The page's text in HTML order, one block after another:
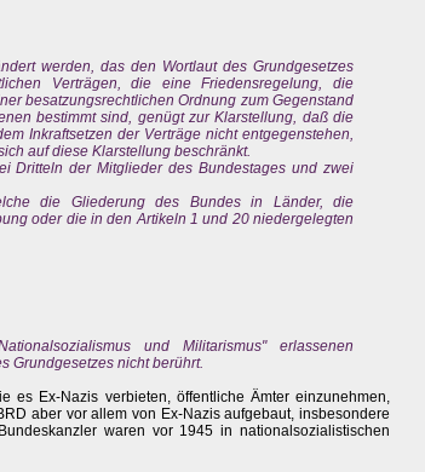
werden, das den Wortlaut des Grundgesetzes
Verträgen, die eine Friedensregelung, die
besatzungsrechtlichen Ordnung zum Gegenstand
bestimmt sind, genügt zur Klarstellung, daß die
Inkraftsetzen der Verträge nicht entgegenstehen,
auf diese Klarstellung beschränkt.
Dritteln der Mitglieder des Bundestages und zwei
die Gliederung des Bundes in Länder, die
oder die in den Artikeln 1 und 20 niedergelegten
und Militarismus" erlassenen
Grundgesetzes nicht berührt.
es Ex-Nazis verbieten, öffentliche Ämter einzunehmen,
aber vor allem von Ex-Nazis aufgebaut, insbesondere
waren vor 1945 in nationalsozialistischen